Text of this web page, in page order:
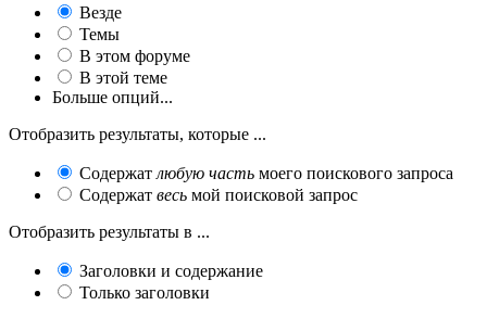
Везде
Темы
В этом форуме
В этой теме
Больше опций...
Отобразить результаты, которые ...
Содержат любую часть моего поискового запроса
Содержат весь мой поисковой запрос
Отобразить результаты в ...
Заголовки и содержание
Только заголовки